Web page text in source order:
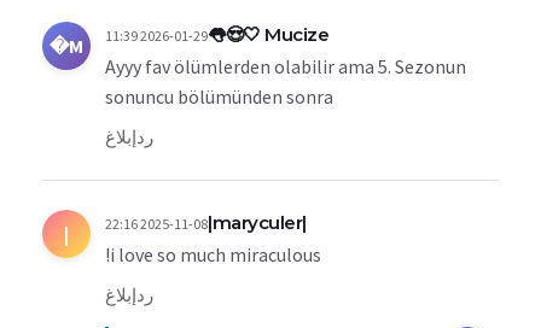
M� Mucize 🤍😍👅
2026-01-29 11:39
Ayyy fav ölümlerden olabilir ama 5. Sezonun
sonuncu bölümünden sonra
ردإبلاغ
| |maryculer|
2025-11-08 22:16
i love so much miraculous!
ردإبلاغ